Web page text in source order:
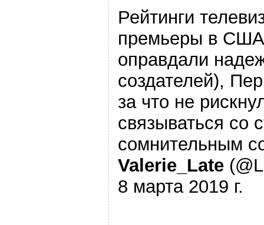
Рейтинги
премьеры в
оправдали
создателей),
за что не
связываться со
сомнительным
Valerie_Late
8 марта 2019 г.